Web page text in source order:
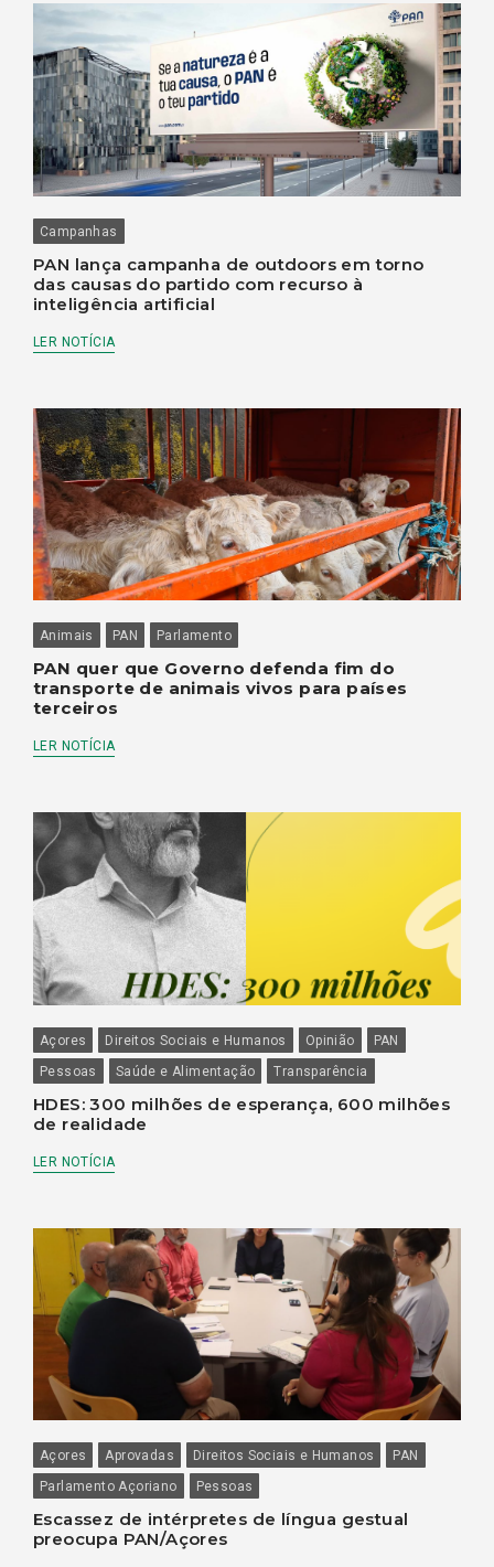
Campanhas
PAN lança campanha de outdoors em torno
das causas do partido com recurso à
inteligência artificial
LER NOTÍCIA
Animais PAN Parlamento
PAN quer que Governo defenda fim do
transporte de animais vivos para países
terceiros
LER NOTÍCIA
Açores Direitos Sociais e Humanos Opinião
PAN
Pessoas
Saúde e Alimentação Transparência
HDES: 300 milhões de esperança, 600 milhões
de realidade
LER NOTÍCIA
Açores Aprovadas Direitos Sociais e Humanos
PAN
Parlamento Açoriano
Pessoas
Escassez de intérpretes de língua gestual
preocupa PAN/Açores